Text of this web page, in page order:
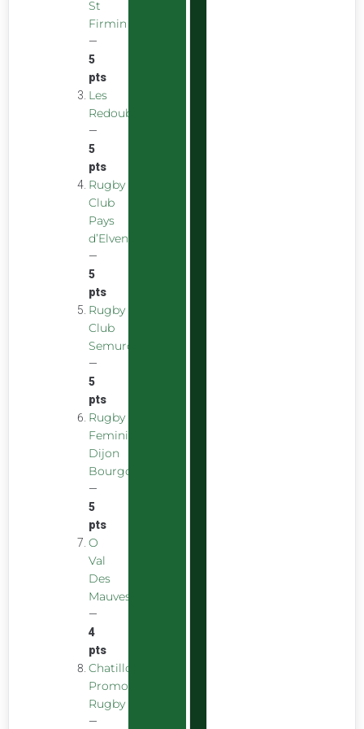
St
Firmin
—
5
pts
Les
Redoubstables
—
5
pts
Rugby
Club
Pays
d’Elven
—
5
pts
Rugby
Club
Semurois
—
5
pts
Rugby
Feminin
Dijon
Bourgogne
—
5
pts
O
Val
Des
Mauves
—
4
pts
Chatillon
Promotion
Rugby
—